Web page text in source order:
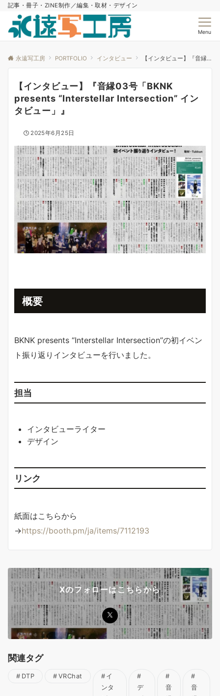
記事・冊子・ZINE制作／編集・取材・デザイン
Menu
永遠写工房 PORTFOLIO インタビュー 【インタビュー】『音縁03号「BKNK presents “Interstellar Intersection” インタビュー」』
【インタビュー】『音縁03号「BKNK
presents “Interstellar Intersection” イン
タビュー」』
2025年6月25日
概要
BKNK presents “Interstellar Intersection”の初イベン
ト振り返りインタビューを行いました。
担当
インタビューライター
デザイン
リンク
紙面はこちらから
→https://booth.pm/ja/items/7112193
Xのフォローはこちらから
関連タグ
DTP VRChat
イ
ンタ
デ
音
音